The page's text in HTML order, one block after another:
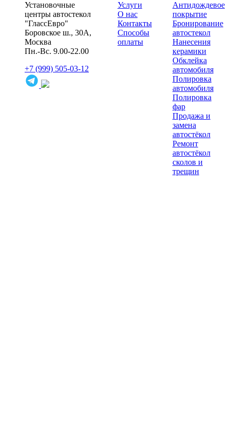
Установочные
центры автостекол
"ГлассЕвро"
Боровское ш., 30А,
Москва
Пн.-Вс. 9.00-22.00
+7 (999) 505-03-12
Услуги
О нас
Контакты
Способы
оплаты
Антидождевое
покрытие
Бронирование
автостекол
Нанесения
керамики
Обклейка
автомобиля
Полировка
автомобиля
Полировка
фар
Продажа и
замена
автостёкол
Ремонт
автостёкол
сколов и
трещин